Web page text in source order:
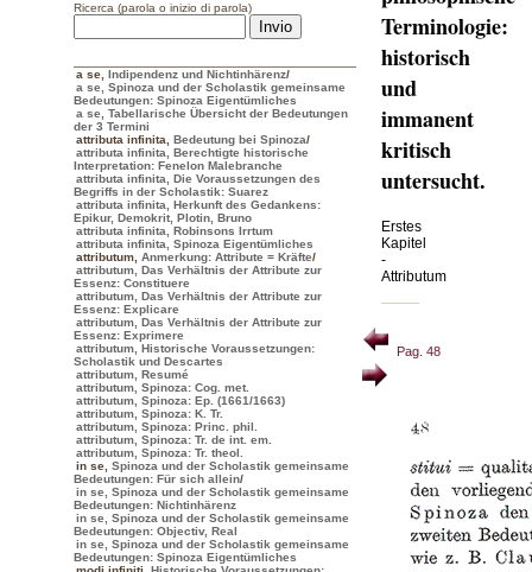
Ricerca (parola o inizio di parola)
a se Indipendenz und Nichtinhärenz/
a se, Spinoza und der Scholastik gemeinsame
Bedeutungen: Spinoza Eigentümliches
a se, Tabellarische Übersicht der Bedeutungen
der 3 Termini
attributa infinita
Bedeutung bei Spinoza/
attributa infinita, Berechtigte historische
Interpretation: Fenelon Malebranche
attributa infinita, Die Voraussetzungen des
Begriffs in der Scholastik: Suarez
attributa infinita, Herkunft des Gedankens:
Epikur, Demokrit, Plotin, Bruno
attributa infinita, Robinsons Irrtum
attributa infinita, Spinoza Eigentümliches
attributum Anmerkung: Attribute = Kräfte/
attributum, Das Verhältnis der Attribute zur
Essenz: Constituere
attributum, Das Verhältnis der Attribute zur
Essenz: Explicare
attributum, Das Verhältnis der Attribute zur
Essenz: Exprimere
attributum, Historische Voraussetzungen:
Scholastik und Descartes
attributum, Resumé
attributum, Spinoza: Cog. met.
attributum, Spinoza: Ep. (1661/1663)
attributum, Spinoza: K. Tr.
attributum, Spinoza: Princ. phil.
attributum, Spinoza: Tr. de int. em.
attributum, Spinoza: Tr. theol.
in se Spinoza und der Scholastik gemeinsame
Bedeutungen: Für sich allein/
in se, Spinoza und der Scholastik gemeinsame
Bedeutungen: Nichtinhärenz
in se, Spinoza und der Scholastik gemeinsame
Bedeutungen: Objectiv, Real
in se, Spinoza und der Scholastik gemeinsame
Bedeutungen: Spinoza Eigentümliches
Terminologie:
historisch
und
immanent
kritisch
untersucht.
Erstes
Kapitel
-
Attributum
Pag. 48